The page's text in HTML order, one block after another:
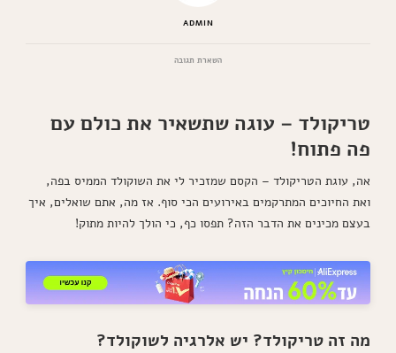
ADMIN
השארת תגובהבנושא
צבעים
טריקולד – עוגה שתשאיר את כולם עם
פה פתוח!
אה, עוגת הטריקולד – הקסם שמזכיר לי את השוקולד הממיס בפה,
ואת החיוכים המתרקמים באירועים הכי סוף. אז מה, אתם שואלים, איך
בעצם מכינים את הדבר הזה? תפסו כף, כי הולך להיות מתוק!
מה זה טריקולד? יש אלרגיה לשוקולד?